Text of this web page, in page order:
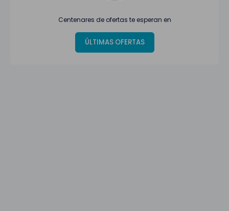
Centenares de ofertas te esperan en
ÚLTIMAS OFERTAS